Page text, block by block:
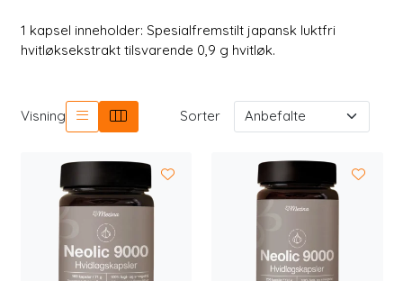
1 kapsel inneholder: Spesialfremstilt japansk luktfri
hvitløksekstrakt tilsvarende 0,9 g hvitløk.
Visning Sorter
Longevity
Merker
Legemidler